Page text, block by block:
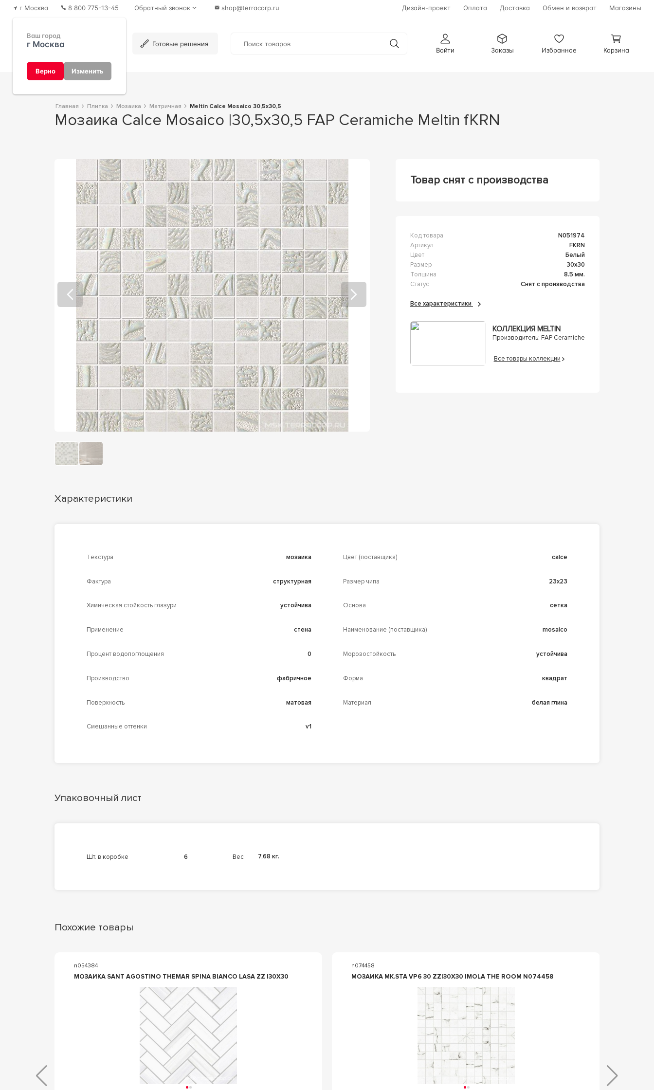
г Москва
Ваш город
г Москва
Верно Изменить
8 800 775-13-45 Обратный звонок shop@terracorp.ru Дизайн-проект Оплата Доставка Обмен и возврат Магазины
Готовые решения
Войти
Заказы Избранное Корзина
Главная Плитка Мозаика Матричная Meltin Calce Mosaico 30,5x30,5
Мозаика Calce Mosaico |30,5x30,5 FAP Ceramiche Meltin fKRN
Товар снят с производства
Код товара
n051974
Артикул
fKRN
Цвет
Белый
Размер
30x30
Толщина
8.5 мм.
Статус
Снят с производства
Все характеристики
КОЛЛЕКЦИЯ MELTIN
Производитель: FAP Ceramiche
Все товары коллекции
Характеристики
Текстура мозаика Цвет (поставщика) calce
Фактура структурная Размер чипа 23x23
Химическая стойкость глазури устойчива Основа сетка
Применение стена Наименование (поставщика) mosaico
Процент водопоглощения 0 Морозостойкость устойчива
Производство фабричное Форма квадрат
Поверхность матовая Материал белая глина
Смешанные оттенки v1
Упаковочный лист
шт. в коробке 6 Вес 7,68 кг.
Похожие товары
n054384
МОЗАИКА SANT AGOSTINO THEMAR SPINA BIANCO LASA ZZ |30X30
n074458
МОЗАИКА MK.STA VP6 30 ZZ|30X30 IMOLA THE ROOM N074458